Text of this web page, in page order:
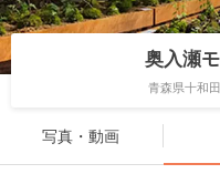
奥入瀬
青森県十和
写真・動画